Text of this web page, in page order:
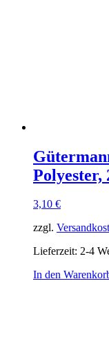
Polyester,
3,10 €
zzgl.
Lieferzeit: 2-4
In den